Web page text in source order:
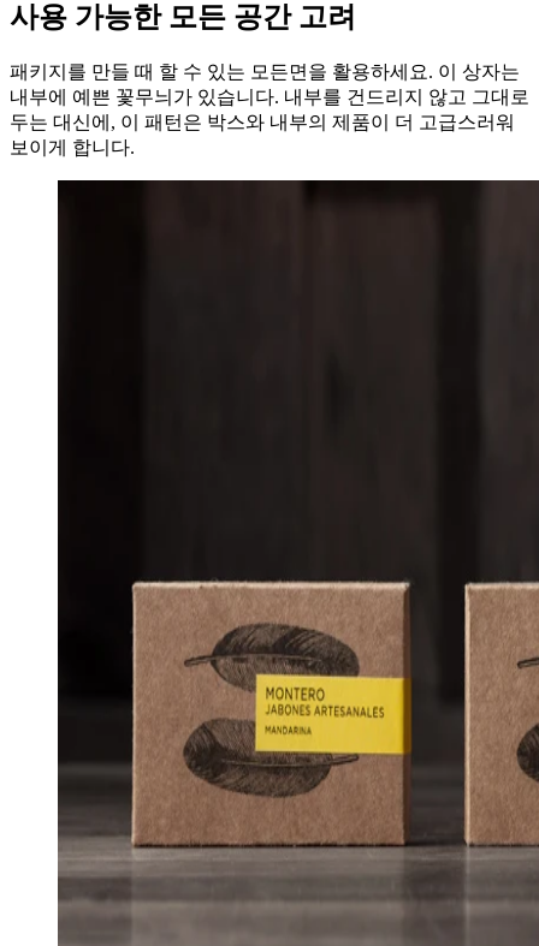
사용 가능한 모든 공간 고려
패키지를 만들 때 할 수 있는 모든면을 활용하세요. 이 상자는
내부에 예쁜 꽃무늬가 있습니다. 내부를 건드리지 않고 그대로
두는 대신에, 이 패턴은 박스와 내부의 제품이 더 고급스러워
보이게 합니다.